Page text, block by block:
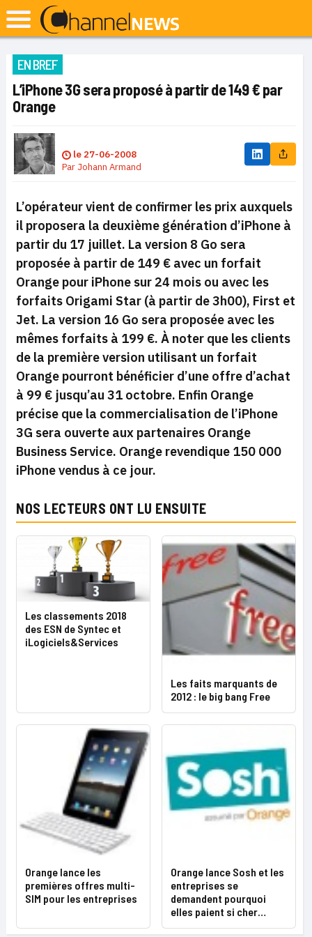
EN BREF
L’iPhone 3G sera proposé à partir de 149 € par
Orange
le 27-06-2008
Par Johann Armand
L’opérateur vient de confirmer les prix auxquels
il proposera la deuxième génération d’iPhone à
partir du 17 juillet. La version 8 Go sera
proposée à partir de 149 € avec un forfait
Orange pour iPhone sur 24 mois ou avec les
forfaits Origami Star (à partir de 3h00), First et
Jet. La version 16 Go sera proposée avec les
mêmes forfaits à 199 €. À noter que les clients
de la première version utilisant un forfait
Orange pourront bénéficier d’une offre d’achat
à 99 € jusqu’au 31 octobre. Enfin Orange
précise que la commercialisation de l’iPhone
3G sera ouverte aux partenaires Orange
Business Service. Orange revendique 150 000
iPhone vendus à ce jour.
NOS LECTEURS ONT LU ENSUITE
Les classements 2018
des ESN de Syntec et
iLogiciels&Services
Les faits marquants de
2012 : le big bang Free
Orange lance les
premières offres multi-
SIM pour les entreprises
Orange lance Sosh et les
entreprises se
demandent pourquoi
elles paient si cher…